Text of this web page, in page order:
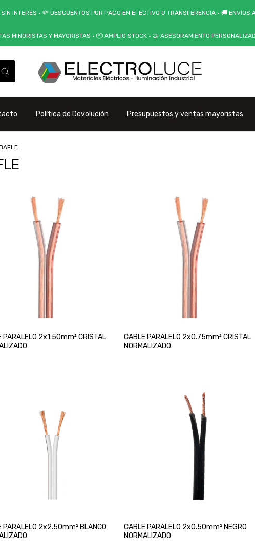
INTERÉS • 💸 DESCUENTOS POR PAGO EN EFECTIVO O TRANSFERENCIA • 🚚 ENVÍOS
MINORISTAS Y MAYORISTAS • 📦 AMPLIO STOCK • 🤝 ASESORAMIENTO
Política de Devolución Presupuestos y ventas mayoristas
PARALELO 2x1.50mm² CRISTAL
CABLE PARALELO 2x0.75mm² CRISTAL
NORMALIZADO
PARALELO 2x2.50mm² BLANCO
CABLE PARALELO 2x0.50mm² NEGRO
NORMALIZADO